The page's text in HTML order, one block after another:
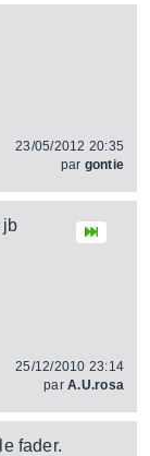
23/05/2012 20:35
par gontie
jb
25/12/2010 23:14
parA.U.rosa
fader.